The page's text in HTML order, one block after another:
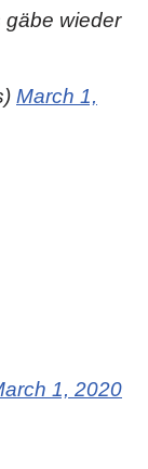
gäbe wieder
March 1,
1, 2020